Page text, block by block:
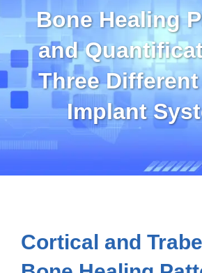
Bone Healing
and
Three
Implant
Cortical and